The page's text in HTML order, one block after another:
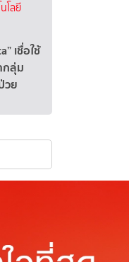
โลยี
เชื่อใช้
กลุ่ม
วย